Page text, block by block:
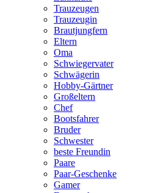
Trauzeugen
Trauzeugin
Brautjungfern
Eltern
Oma
Schwiegervater
Schwägerin
Hobby-Gärtner
Großeltern
Chef
Bootsfahrer
Bruder
Schwester
beste Freundin
Paare
Paar-Geschenke
Gamer